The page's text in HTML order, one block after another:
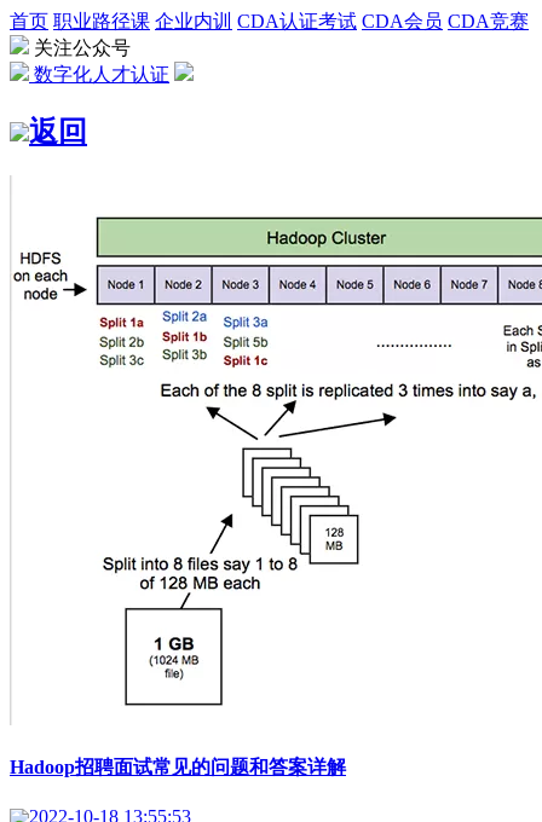
首页 职业路径课 企业内训 CDA认证考试 CDA会员 CDA竞赛
关注公众号
数字化人才认证
返回
Hadoop招聘面试常见的问题和答案详解
2022-10-18 13:55:53